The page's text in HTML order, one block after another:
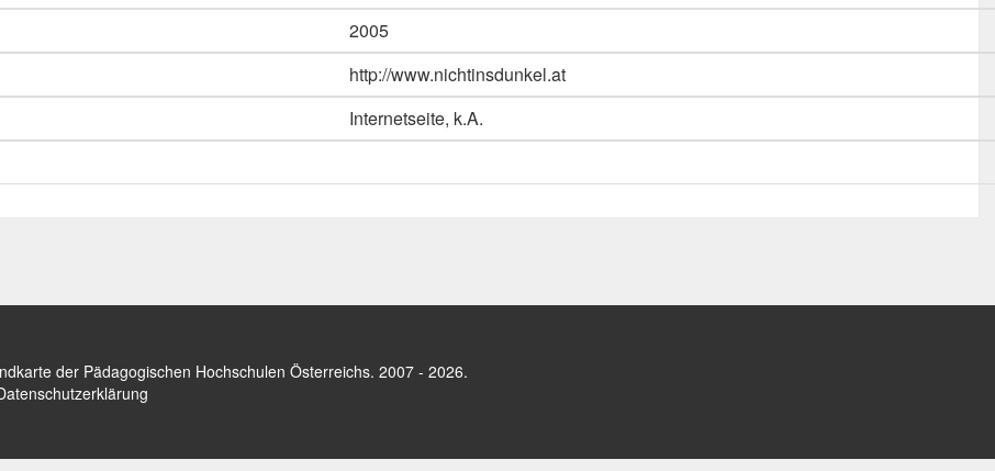
2005
http://www.nichtinsdunkel.at
Internetseite, k.A.
der Pädagogischen Hochschulen Österreichs. 2007 - 2026.